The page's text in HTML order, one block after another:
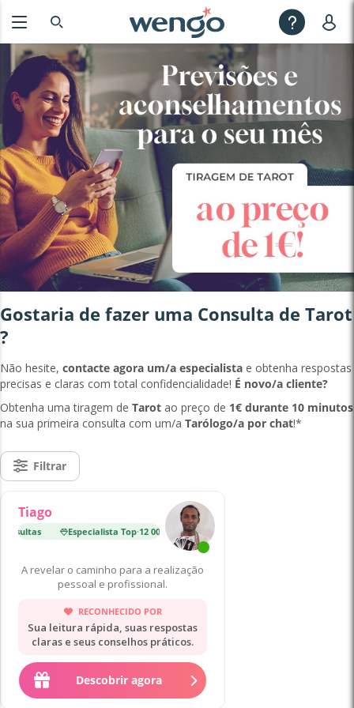
Gostaria de fazer uma Consulta de Tarot
?
Não hesite, contacte agora um/a especialista e obtenha respostas
precisas e claras com total confidencialidade! É novo/a cliente?
Obtenha uma tiragem de Tarot ao preço de 1€ durante 10 minutos
na sua primeira consulta com um/a Tarólogo/a por chat!*
Filtrar
Tiago
Especialista Top·12 000 Consultas
A revelar o caminho para a realização
pessoal e profissional.
RECONHECIDO POR
Sua leitura rápida, suas respostas
claras e seus conselhos práticos.
Descobrir agora